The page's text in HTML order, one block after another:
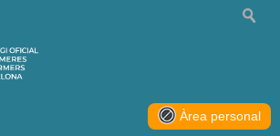
Àrea personal